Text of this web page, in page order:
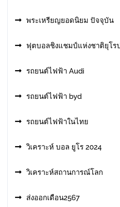
พระเหรียญยอดนิยม ปัจจุบัน
ฟุตบอลชิงแชมป์แห่งชาติยุโร
รถยนต์ไฟฟ้า Audi
รถยนต์ไฟฟ้า byd
รถยนต์ไฟฟ้าในไทย
วิเคราะห์ บอล ยูโร 2024
วิเคราะห์สถานการณ์โลก
ส่งออกเดือน2567